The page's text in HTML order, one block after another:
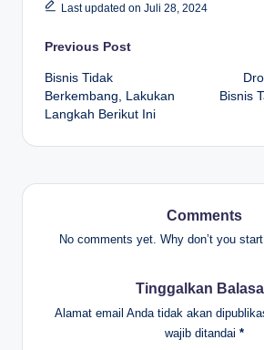
Last updated on Juli 28, 2024
Post
navigation
Previous Post
Bisnis Tidak
Berkembang, Lakukan
Langkah Berikut Ini
Bisnis
Comments
No comments yet. Why don’t you
Tinggalkan
Alamat email Anda tidak akan
wajib ditandai *